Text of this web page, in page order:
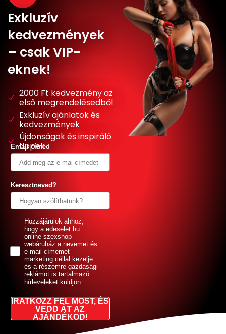
Exkluzív
kedvezmények
– csak VIP-
eknek!
2000 Ft kedvezmény az
első megrendelésedből
Exkluzív ajánlatok és
kedvezmények
Újdonságok és inspiráló
tippek
Email címed
Keresztneved?
GDPRHozzájárulok ahhoz,
hogy a edeselet.hu
online szexshop
webáruház a nevemet és
e-mail címemet
marketing céllal kezelje
és a részemre gazdasági
reklámot is tartalmazó
hírleveleket küldjön.
IRATKOZZ FEL MOST, ÉS
VEDD ÁT AZ
AJÁNDÉKOD!